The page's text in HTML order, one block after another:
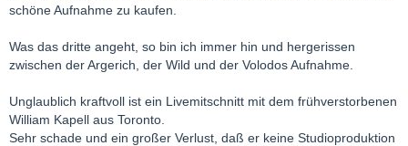
schöne Aufnahme zu kaufen.
Was das dritte angeht, so bin ich immer hin und hergerissen
zwischen der Argerich, der Wild und der Volodos Aufnahme.
Unglaublich kraftvoll ist ein Livemitschnitt mit dem frühverstorbenen
William Kapell aus Toronto.
Sehr schade und ein großer Verlust, daß er keine Studioproduktion